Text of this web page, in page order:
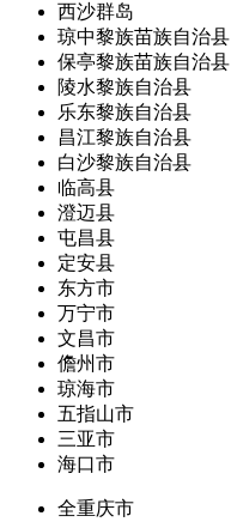
西沙群岛
琼中黎族苗族自治县
保亭黎族苗族自治县
陵水黎族自治县
乐东黎族自治县
昌江黎族自治县
白沙黎族自治县
临高县
澄迈县
屯昌县
定安县
东方市
万宁市
文昌市
儋州市
琼海市
五指山市
三亚市
海口市
全重庆市